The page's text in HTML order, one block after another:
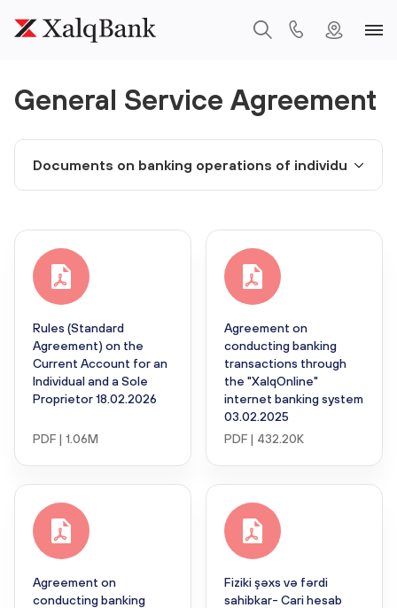
General Service Agreement
Rules (Standard
Agreement) on the
Current Account for an
Individual and a Sole
Proprietor 18.02.2026
PDF | 1.06M
Agreement on
conducting banking
transactions through
the "XalqOnline"
internet banking system
03.02.2025
PDF | 432.20K
Agreement on
conducting banking
Fiziki şəxs və fərdi
sahibkar- Cari hesab